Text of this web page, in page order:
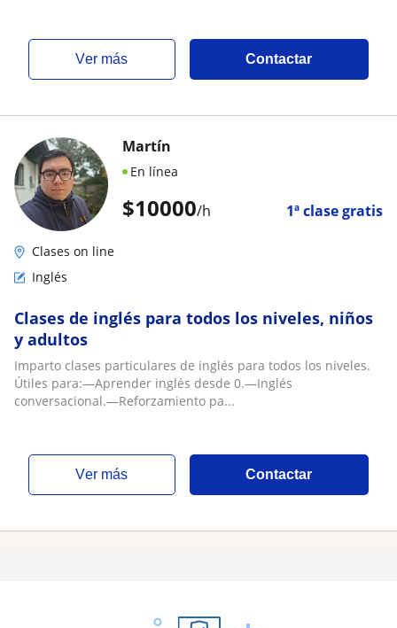
ver más Contactar
$10000/h 1ª clase gratis
Martín
En línea
Clases on line
Inglés
Clases de inglés para todos los niveles, niños
y adultos
Imparto clases particulares de inglés para todos los niveles.
Útiles para:—Aprender inglés desde 0.—Inglés
conversacional.—Reforzamiento pa...
ver más Contactar